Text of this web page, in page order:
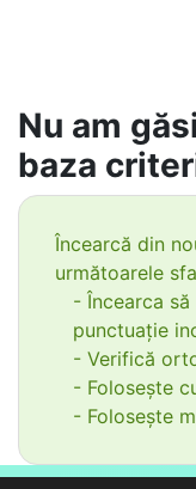
Nu am
baza
Încearcă din
următoarele
- Încearca
punctuație
- Verifică
- Folosește
- Folosește